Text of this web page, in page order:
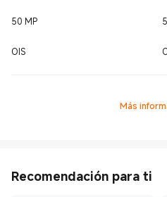
50 MP
OIS
Más
Recomendación para ti